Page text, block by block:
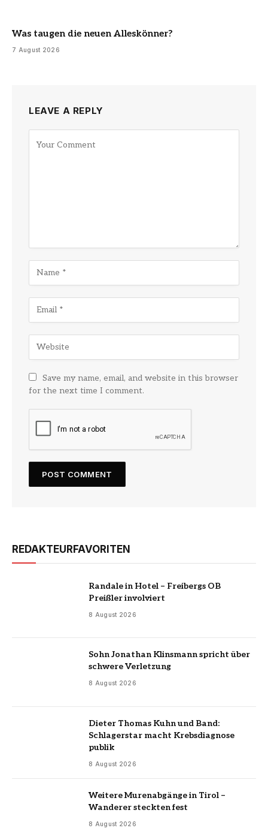
Was taugen die neuen Alleskönner?
7 August 2026
LEAVE A REPLY
Save my name, email, and website in this browser
for the next time I comment.
REDAKTEURFAVORITEN
Randale in Hotel – Freibergs OB
Preißler involviert
8 August 2026
Sohn Jonathan Klinsmann spricht über
schwere Verletzung
8 August 2026
Dieter Thomas Kuhn und Band:
Schlagerstar macht Krebsdiagnose
publik
8 August 2026
Weitere Murenabgänge in Tirol –
Wanderer steckten fest
8 August 2026